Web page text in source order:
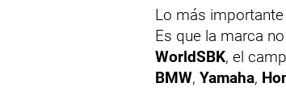
Lo más importante
Es que la marca
WorldSBK, el
BMW, Yamaha,